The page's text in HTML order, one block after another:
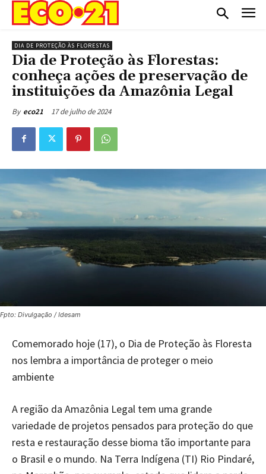
DIA DE PROTEÇÃO ÀS FLORESTAS
Dia de Proteção às Florestas:
conheça ações de preservação de
instituições da Amazônia Legal
By eco21 17 de julho de 2024
Fpto: Divulgação / Idesam
Comemorado hoje (17), o Dia de Proteção às Floresta
nos lembra a importância de proteger o meio
ambiente
A região da Amazônia Legal tem uma grande
variedade de projetos pensados para proteção do que
resta e restauração desse bioma tão importante para
o Brasil e o mundo. Na Terra Indígena (TI) Rio Pindaré,